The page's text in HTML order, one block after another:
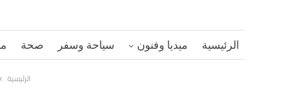
الرئيسية ميديا وفنون سياحة وسفر صحة
الرئيسية